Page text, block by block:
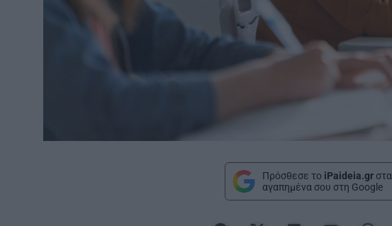
Πρόσθεσε το iPaideia.gr στα
αγαπημένα σου στη Google